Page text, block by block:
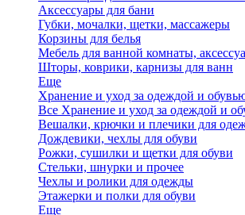
Аксессуары для бани
Губки, мочалки, щетки, массажеры
Корзины для белья
Мебель для ванной комнаты,
Шторы, коврики, карнизы для ванн
Еще
Хранение и уход за одеждой и
Все Хранение и уход за одеждой и
Вешалки, крючки и плечики для
Дождевики, чехлы для обуви
Рожки, сушилки и щетки для обуви
Стельки, шнурки и прочее
Чехлы и ролики для одежды
Этажерки и полки для обуви
Еще